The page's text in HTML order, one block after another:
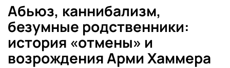
Абьюз, каннибализм,
безумные родственники:
история «отмены» и
возрождения Арми Хаммера